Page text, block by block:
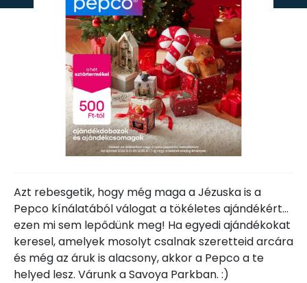
Azt rebesgetik, hogy még maga a Jézuska is a
Pepco kínálatából válogat a tökéletes ajándékért…
ezen mi sem lepődünk meg! Ha egyedi ajándékokat
keresel, amelyek mosolyt csalnak szeretteid arcára
és még az áruk is alacsony, akkor a Pepco a te
helyed lesz. Várunk a Savoya Parkban. :)